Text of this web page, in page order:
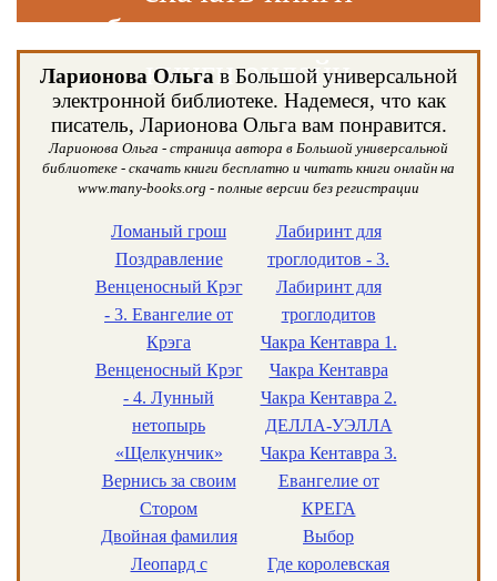
бесплатно и читать
книги онлайн
Ларионова Ольга в Большой универсальной
электронной библиотеке. Надемеся, что как
писатель, Ларионова Ольга вам понравится.
Ларионова Ольга - страница автора в Большой универсальной
библиотеке - скачать книги бесплатно и читать книги онлайн на
www.many-books.org - полные версии без регистрации
Ломаный грош
Поздравление
Венценосный Крэг
- 3. Евангелие от
Крэга
Венценосный Крэг
- 4. Лунный
нетопырь
«Щелкунчик»
Вернись за своим
Стором
Двойная фамилия
Леопард с
Лабиринт для
троглодитов - 3.
Лабиринт для
троглодитов
Чакра Кентавра 1.
Чакра Кентавра
Чакра Кентавра 2.
ДЕЛЛА-УЭЛЛА
Чакра Кентавра 3.
Евангелие от
КРЕГА
Выбор
Где королевская